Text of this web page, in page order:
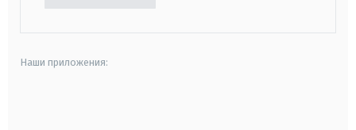
Наши приложения: